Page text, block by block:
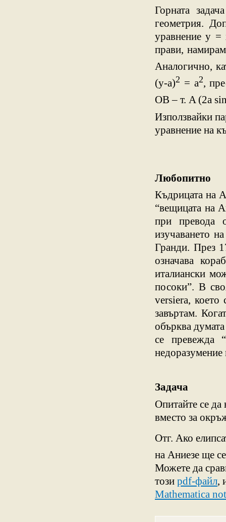
Горната
геометрия.
уравнение y =
прави,
Аналогично,
(y-a)2 = a2,
OB – т. A (2a
Използвайки
уравнение на
Любопитно
Къдрицата на
“вещицата на
при превода
изучаването
Гранди. През
означава
италиански
посоки”. В
versiera, което
завъртам.
обърква
се превежда
Задача
Опитайте се
вместо за
Отг. Ако
на Аниезе ще
Можете да
този pdf-файл,
Mathematica